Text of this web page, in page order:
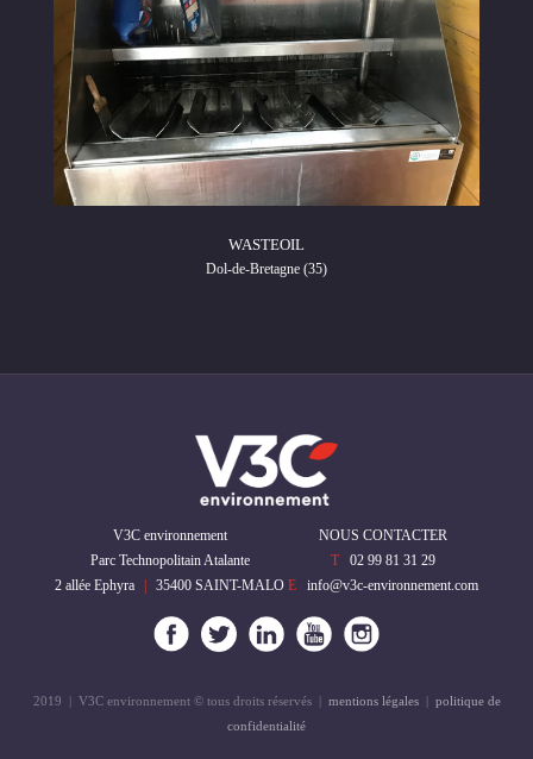
WASTEOIL
Dol-de-Bretagne (35)
V3C environnement
Parc Technopolitain Atalante
2 allée Ephyra
35400 SAINT-MALO
NOUS CONTACTER
T
02 99 81 31 29
E
info@v3c-environnement.com
2019 | V3C environnement © tous droits réservés | mentions légales| politique de
confidentialité